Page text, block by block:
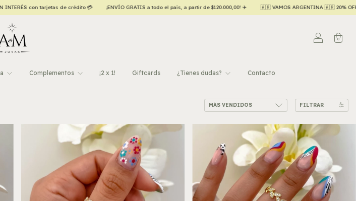
de crédito 💳 ¡ENVÍO GRATIS a todo el país, a partir de $120.000,00! ✈️ 🇦🇷 VAMOS ARGENTINA 🇦🇷 20% OFF contado
0
Complementos ¡2 x 1! Giftcards ¿Tienes dudas? Contacto
FILTRAR